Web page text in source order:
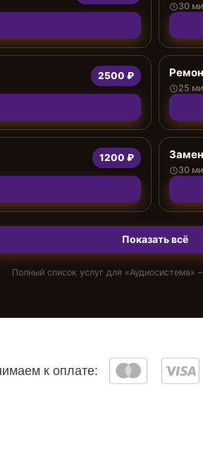
30
2500 ₽
25
1200 ₽
30
Показать всё
Полный список услуг для «Аудиосистема»
к оплате: